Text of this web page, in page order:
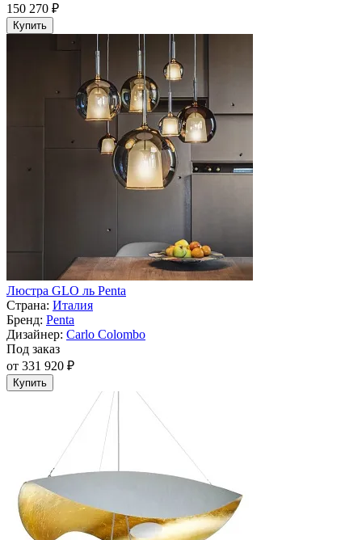
150 270 ₽
Купить
Люстра GLO ль Penta
Страна: Италия
Бренд: Penta
Дизайнер: Carlo Colombo
Под заказ
от 331 920 ₽
Купить